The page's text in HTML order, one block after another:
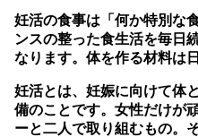
妊活の食事は「何か特別な
ンスの整った食生活を毎日
なります。 体を作る材料は
妊活とは、妊娠に向けて体
備のことです。女性だけが
ーと二人で取り組むもの。